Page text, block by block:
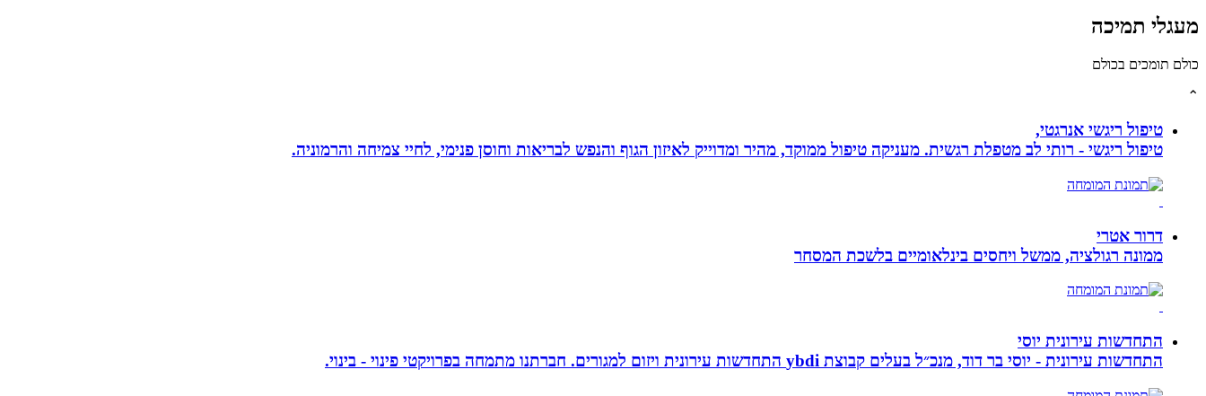
מעגלי תמיכה
כולם תומכים בכולם
⌃
טיפול ריגשי אנרגטי,
טיפול ריגשי - רותי לב מטפלת רגשית. מעניקה טיפול ממוקד, מהיר ומדוייק לאיזון הגוף והנפש לבריאות וחוסן פנימי, לחיי צמיחה והרמוניה.
דרור אטרי
ממונה רגולציה, ממשל ויחסים בינלאומיים בלשכת המסחר
התחדשות עירונית יוסי
התחדשות עירונית - יוסי בר דוד, מנכ״ל בעלים קבוצת ybdi התחדשות עירונית ויזום למגורים. חברתנו מתמחה בפרויקטי פינוי - בינוי.